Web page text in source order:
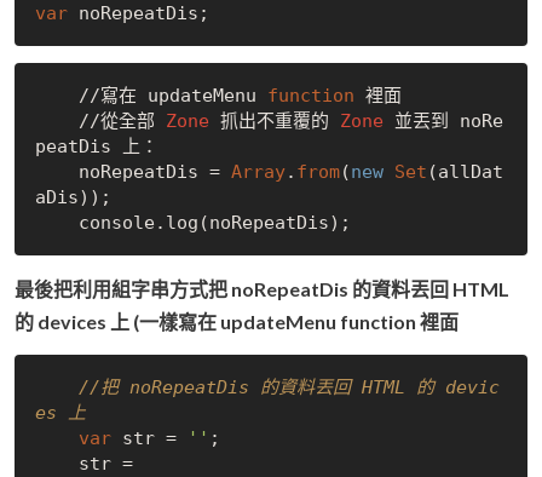
var
    //寫在 updateMenu
function 裡面
    //從全部
Zone 抓出不重覆的 Zone 並丟到 noRe
peatDis 上：
    noRepeatDis =
Array. from(new Set (allDat
aDis));
最後把利用組字串方式把 noRepeatDis 的資料丟回 HTML
的 devices 上 (一樣寫在 updateMenu function 裡面
//把 noRepeatDis 的資料丟回 HTML 的 devic
es 上
var str = '' ;